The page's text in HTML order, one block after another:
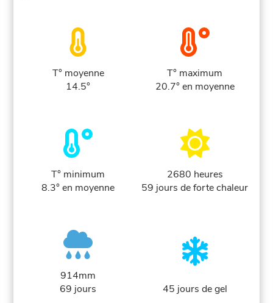
T° moyenne
14.5°
T° maximum
20.7° en moyenne
T° minimum
8.3° en moyenne
2680 heures
59 jours de forte chaleur
914mm
69 jours
45 jours de gel